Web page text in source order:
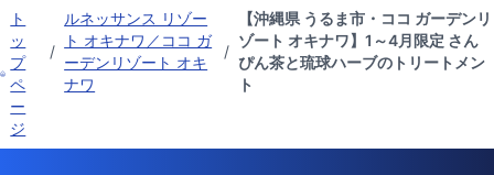
ト
ッ
プ
ペ
ー
ジ
/
ルネッサンス リゾー
ト オキナワ／ココ ガ
ーデンリゾート オキ
ナワ
/
【沖縄県 うるま市・ココ ガーデンリ
ゾート オキナワ】1～4月限定 さん
ぴん茶と琉球ハーブのトリートメン
ト